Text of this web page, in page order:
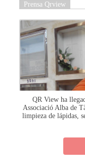
Prensa Qrview
QR View ha
Associació Alba de
limpieza de lápidas,